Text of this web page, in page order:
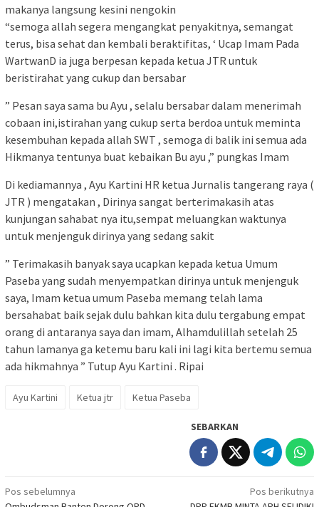
makanya langsung kesini nengokin
“semoga allah segera mengangkat penyakitnya, semangat
terus, bisa sehat dan kembali beraktifitas, ‘ Ucap Imam Pada
WartwanD ia juga berpesan kepada ketua JTR untuk
beristirahat yang cukup dan bersabar
” Pesan saya sama bu Ayu , selalu bersabar dalam menerimah
cobaan ini,istirahan yang cukup serta berdoa untuk meminta
kesembuhan kepada allah SWT , semoga di balik ini semua ada
Hikmanya tentunya buat kebaikan Bu ayu ,” pungkas Imam
Di kediamannya , Ayu Kartini HR ketua Jurnalis tangerang raya (
JTR ) mengatakan , Dirinya sangat berterimakasih atas
kunjungan sahabat nya itu,sempat meluangkan waktunya
untuk menjenguk dirinya yang sedang sakit
” Terimakasih banyak saya ucapkan kepada ketua Umum
Paseba yang sudah menyempatkan dirinya untuk menjenguk
saya, Imam ketua umum Paseba memang telah lama
bersahabat baik sejak dulu bahkan kita dulu tergabung empat
orang di antaranya saya dan imam, Alhamdulillah setelah 25
tahun lamanya ga ketemu baru kali ini lagi kita bertemu semua
ada hikmahnya ” Tutup Ayu Kartini . Ripai
Ayu Kartini Ketua jtr Ketua Paseba
SEBARKAN
Navigasi
Pos sebelumnya
Pos berikutnya